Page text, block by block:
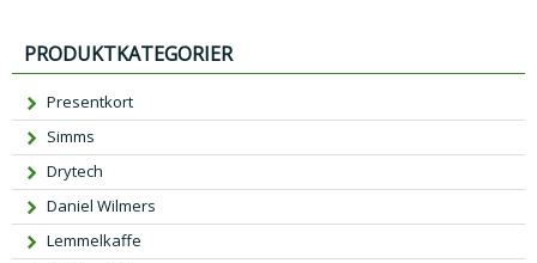
PRODUKTKATEGORIER
Presentkort
Simms
Drytech
Daniel Wilmers
Lemmelkaffe